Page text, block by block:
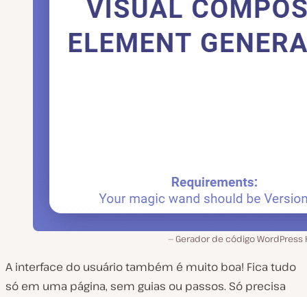
Gerador de código WordPress
A interface do usuário também é muito boa! Fica tudo
só em uma página, sem guias ou passos. Só precisa